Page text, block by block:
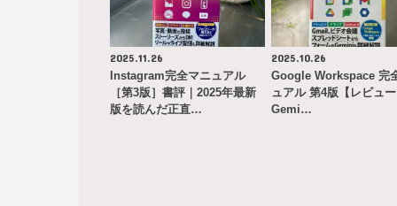
2025.11.26
Instagram完全マニュアル
［第3版］書評｜2025年最新
版を読んだ正直…
2025.10.26
Google Workspace 完
ュアル 第4版【レビュ
Gemi…